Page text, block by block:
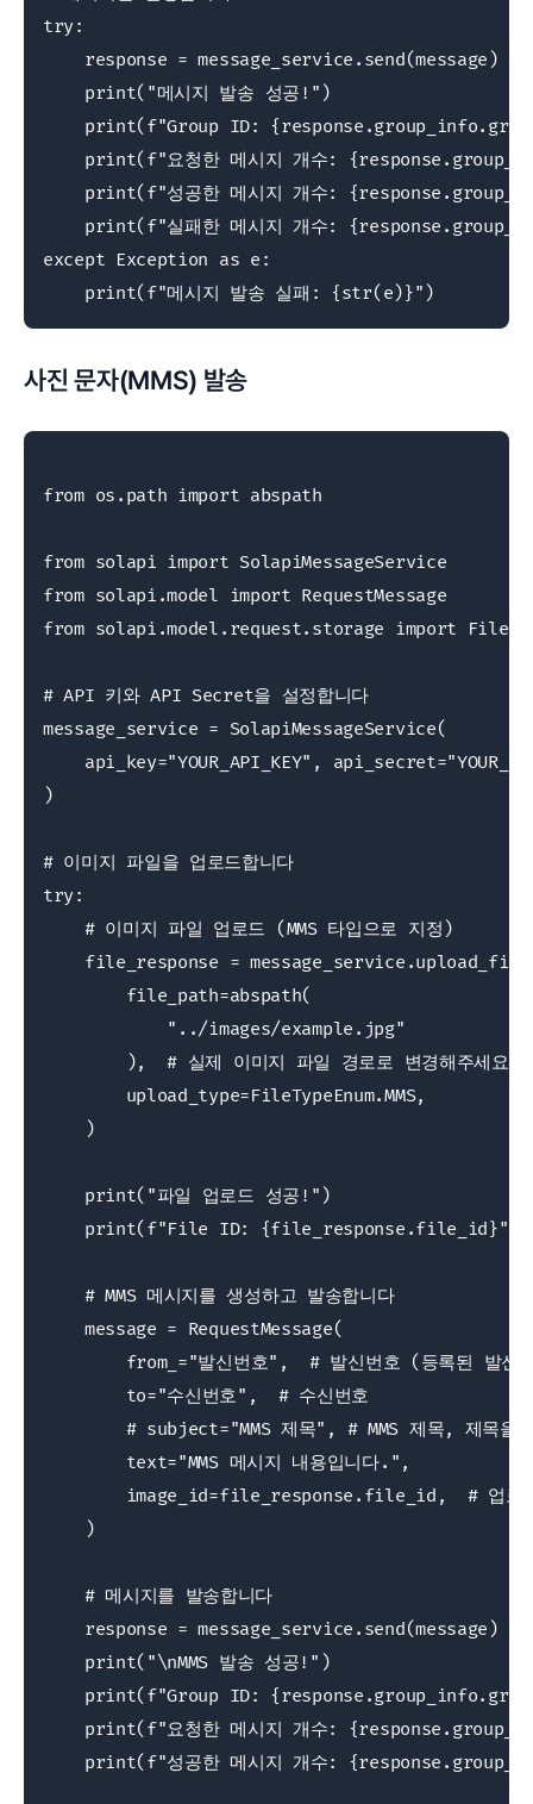
try:
    response = message_service.send(message)
    print("메시지 발송 성공!")
print(f"Group ID:
print(f"요청한 메시지 개수:
print(f"성공한 메시지 개수:
print(f"실패한 메시지 개수:
except Exception as e:
    print(f"메시지 발송 실패: {str(e)}")
사진 문자(MMS) 발송
from os.path import abspath
from solapi import SolapiMessageService
from solapi.model import RequestMessage
from solapi.model.request.storage import
# API 키와 API Secret을 설정합니다
message_service = SolapiMessageService(
api_key="YOUR_API_KEY",
)
# 이미지 파일을 업로드합니다
try:
    # 이미지 파일 업로드 (MMS 타입으로 지정)
file_response =
        file_path=abspath(
            "../images/example.jpg"
        ),  # 실제 이미지 파일 경로로 변경해주세요
        upload_type=FileTypeEnum.MMS,
    )
    print("파일 업로드 성공!")
    print(f"File ID: {file_response.file_id}")
    # MMS 메시지를 생성하고 발송합니다
    message = RequestMessage(
from_="발신번호",  # 발신번호 (등록된 발신
        to="수신번호",  # 수신번호
# subject="MMS 제목", # MMS 제목, 제목을
        text="MMS 메시지 내용입니다.",
image_id=file_response.file_id,  # 업로
    )
    # 메시지를 발송합니다
    response = message_service.send(message)
    print("\nMMS 발송 성공!")
print(f"Group ID:
print(f"요청한 메시지 개수:
print(f"성공한 메시지 개수: